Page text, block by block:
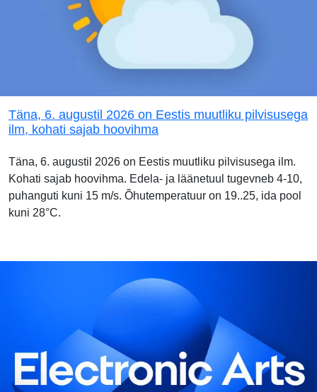
Täna, 6. augustil 2026 on Eestis muutliku pilvisusega
ilm, kohati sajab hoovihma
Täna, 6. augustil 2026 on Eestis muutliku pilvisusega ilm.
Kohati sajab hoovihma. Edela- ja läänetuul tugevneb 4-10,
puhanguti kuni 15 m/s. Õhutemperatuur on 19..25, ida pool
kuni 28°C.